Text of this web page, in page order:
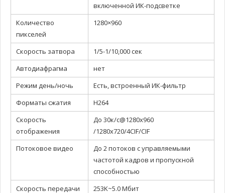
включенной ИК-подсветке
Количество
пикселей
1280×960
Скорость затвора
1/5-1/10,000 сек
Автодиафрагма
нет
Режим день/ночь
Есть, встроенный ИК-фильтр
Форматы сжатия
H264
Скорость
отображения
До 30к/с@1280х960
/1280х720/4CIF/CIF
Потоковое видео
До 2 потоков с управляемыми
частотой кадров и пропускной
способностью
Скорость передачи
253K~5.0 Мбит